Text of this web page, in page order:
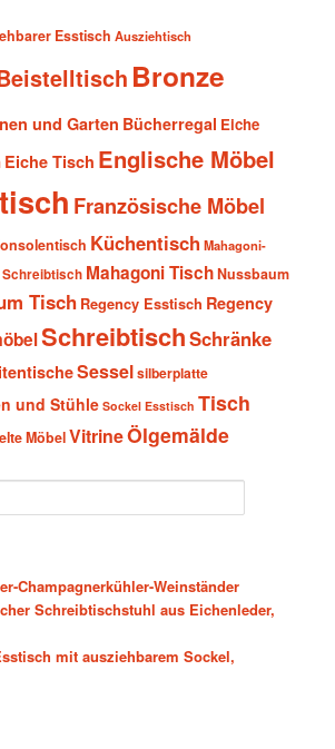
Esstisch Ausziehtisch
Bronze
und Garten Bücherregal Eiche
Eiche Tisch Englische Möbel
Französische Möbel
Küchentisch Mahagoni-
Schreibtisch Mahagoni TischNussbaum
Tisch Regency Esstisch Regency
SchreibtischSchränke
Sesselsilberplatte
und Stühle Sockel Esstisch Tisch
MöbelVitrineÖlgemälde
Champagnerkühler-Weinständer
Schreibtischstuhl aus Eichenleder,
mit ausziehbarem Sockel,